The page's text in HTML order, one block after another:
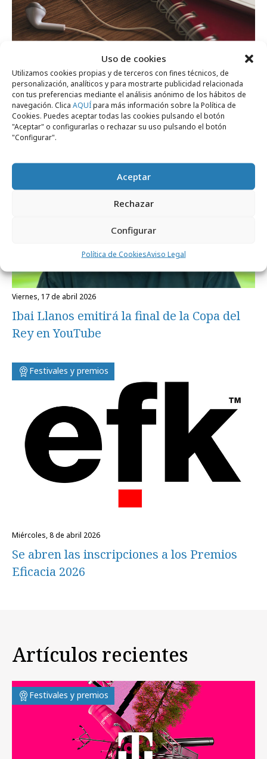
Uso de cookies
Utilizamos cookies propias y de terceros con fines técnicos, de
personalización, analíticos y para mostrarte publicidad relacionada
con tus preferencias mediante el análisis anónimo de los hábitos de
navegación. Clica AQUÍpara más información sobre la Política de
Cookies. Puedes aceptar todas las cookies pulsando el botón
"Aceptar" o configurarlas o rechazar su uso pulsando el botón
"Configurar".
Aceptar
Rechazar
Configurar
Política de CookiesAviso Legal
YouTube lanza una consulta a los
creadores de contenido
Medios
viernes, 17 de abril 2026
Ibai Llanos emitirá la final de la Copa del
Rey en YouTube
Festivales y premios
miércoles, 8 de abril 2026
Se abren las inscripciones a los Premios
Eficacia 2026
Artículos recientes
Festivales y premios